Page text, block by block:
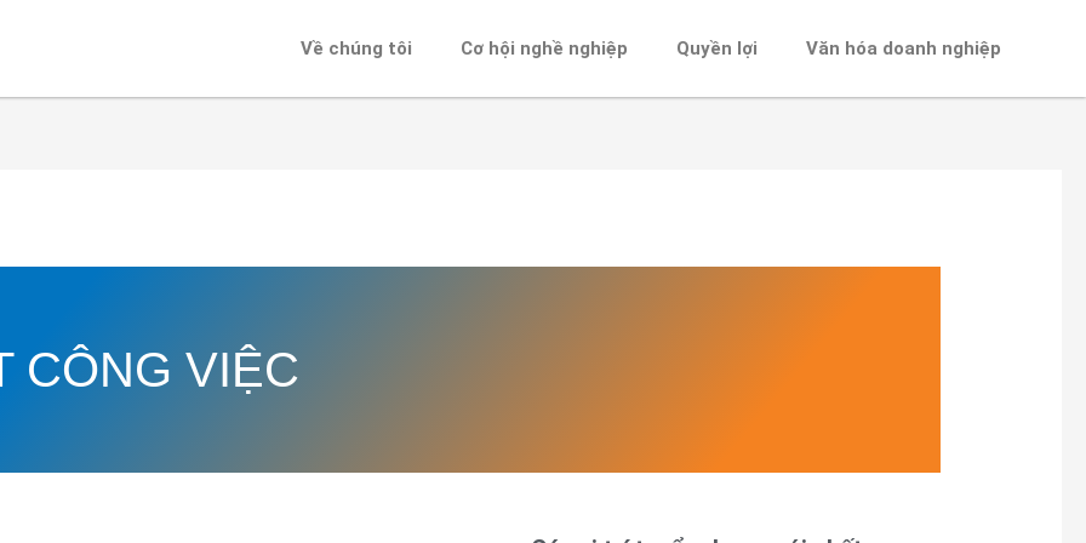
Về chúng tôi Cơ hội nghề nghiệp Quyền lợi Văn hóa doanh nghiệp
CÔNG VIỆC